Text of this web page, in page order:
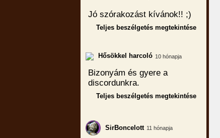
Jó szórakozást kívánok!! ;)
Teljes beszélgetés megtekintése
Hősökkel harcoló 10 hónapja
Bizonyám és gyere a
discordunkra.
Teljes beszélgetés megtekintése
SirBoncelott 11 hónapja